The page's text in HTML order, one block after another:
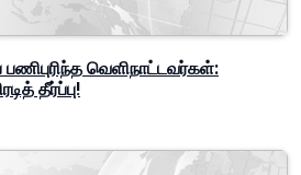
பலத்த அடி: சர்வஜன
முன்னாள் அமைப்பாளர் குழு!